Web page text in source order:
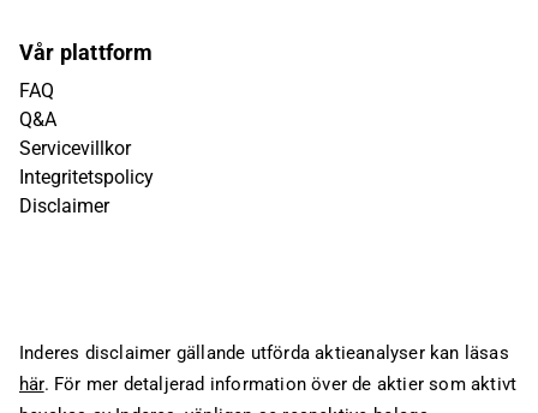
Vår plattform
FAQ
Q&A
Servicevillkor
Integritetspolicy
Disclaimer
Inderes disclaimer gällande utförda aktieanalyser kan läsas
här. För mer detaljerad information över de aktier som aktivt